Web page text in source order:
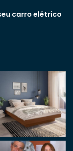
carro elétrico